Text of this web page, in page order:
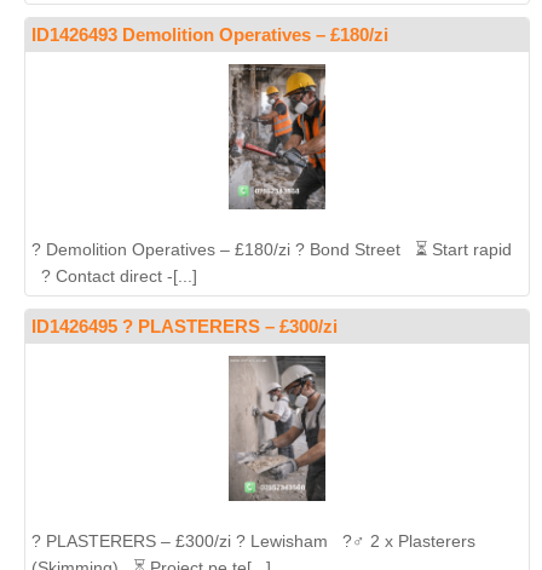
ID1426493 Demolition Operatives – £180/zi
? Demolition Operatives – £180/zi ? Bond Street ⏳ Start rapid
? Contact direct -[...]
ID1426495 ? PLASTERERS – £300/zi
? PLASTERERS – £300/zi ? Lewisham ?‍♂️ 2 x Plasterers